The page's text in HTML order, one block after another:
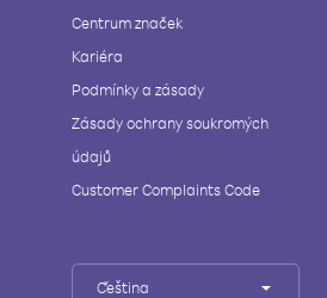
Centrum značek
Kariéra
Podmínky a zásady
Zásady ochrany soukromých
údajů
Customer Complaints Code
Čeština